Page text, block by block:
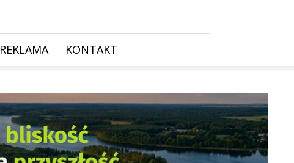
REKLAMA KONTAKT